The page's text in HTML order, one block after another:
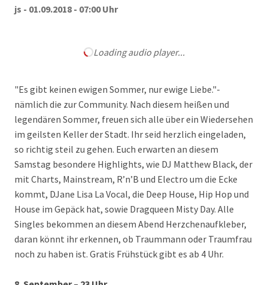
js - 01.09.2018 - 07:00 Uhr
Loading audio player...
"Es gibt keinen ewigen Sommer, nur ewige Liebe."-
nämlich die zur Community. Nach diesem heißen und
legendären Sommer, freuen sich alle über ein Wiedersehen
im geilsten Keller der Stadt. Ihr seid herzlich eingeladen,
so richtig steil zu gehen. Euch erwarten an diesem
Samstag besondere Highlights, wie DJ Matthew Black, der
mit Charts, Mainstream, R’n’B und Electro um die Ecke
kommt, DJane Lisa La Vocal, die Deep House, Hip Hop und
House im Gepäck hat, sowie Dragqueen Misty Day. Alle
Singles bekommen an diesem Abend Herzchenaufkleber,
daran könnt ihr erkennen, ob Traummann oder Traumfrau
noch zu haben ist. Gratis Frühstück gibt es ab 4 Uhr.